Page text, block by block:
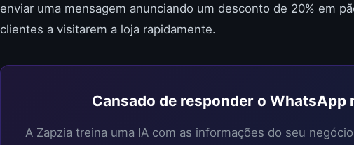
enviar uma mensagem anunciando um desconto de 20% em
clientes a visitarem a loja rapidamente.
Cansado de responder o WhatsApp
A Zapzia treina uma IA com as informações do seu